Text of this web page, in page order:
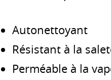
Autonettoyant
Résistant à la
Perméable à la